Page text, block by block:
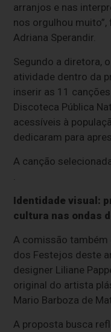
arranjos e nas
nos orgulhou
Adriana Sperandir.
Segundo a diretora,
atividade dentro da
inserir as 11
Discoteca Pública
acessíveis à
dedicaram para
A canção
Identidade visual:
cultura nas ondas
A comissão também
dos Festejos deste
designer Liliane
original do artista
Mario Barboza de
A proposta busca